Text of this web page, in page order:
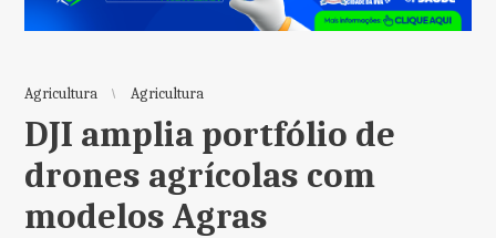
Agricultura Agricultura
DJI amplia portfólio de
drones agrícolas com
modelos Agras